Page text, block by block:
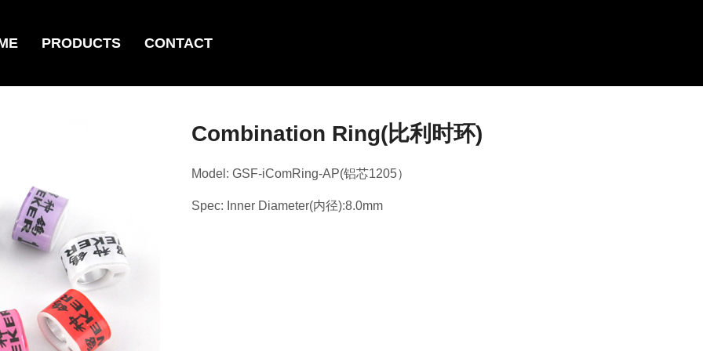
PRODUCTS CONTACT
Combination Ring(比利时环)
Model: GSF-iComRing-AP(铝芯1205）
Spec: Inner Diameter(内径):8.0mm